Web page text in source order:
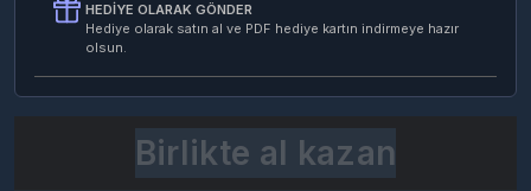
HEDIYE OLARAK GÖNDER
Hediye olarak satın al ve PDF hediye kartın indirmeye hazır
olsun.
Birlikte al kazan